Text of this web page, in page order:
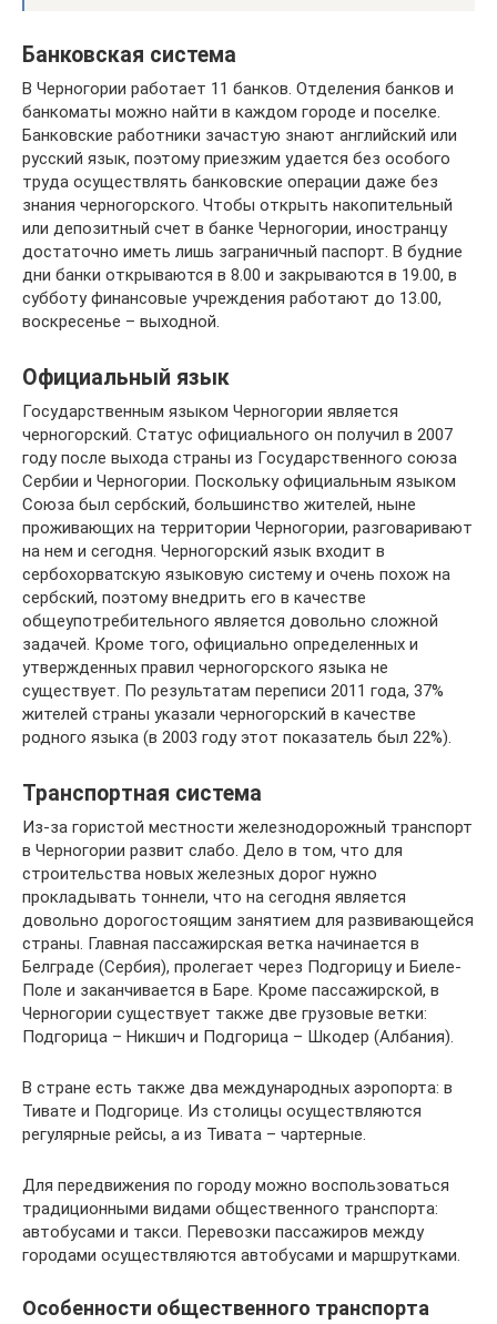
Банковская система
В Черногории работает 11 банков. Отделения банков и
банкоматы можно найти в каждом городе и поселке.
Банковские работники зачастую знают английский или
русский язык, поэтому приезжим удается без особого
труда осуществлять банковские операции даже без
знания черногорского. Чтобы открыть накопительный
или депозитный счет в банке Черногории, иностранцу
достаточно иметь лишь заграничный паспорт. В будние
дни банки открываются в 8.00 и закрываются в 19.00, в
субботу финансовые учреждения работают до 13.00,
воскресенье – выходной.
Официальный язык
Государственным языком Черногории является
черногорский. Статус официального он получил в 2007
году после выхода страны из Государственного союза
Сербии и Черногории. Поскольку официальным языком
Союза был сербский, большинство жителей, ныне
проживающих на территории Черногории, разговаривают
на нем и сегодня. Черногорский язык входит в
сербохорватскую языковую систему и очень похож на
сербский, поэтому внедрить его в качестве
общеупотребительного является довольно сложной
задачей. Кроме того, официально определенных и
утвержденных правил черногорского языка не
существует. По результатам переписи 2011 года, 37%
жителей страны указали черногорский в качестве
родного языка (в 2003 году этот показатель был 22%).
Транспортная система
Из-за гористой местности железнодорожный транспорт
в Черногории развит слабо. Дело в том, что для
строительства новых железных дорог нужно
прокладывать тоннели, что на сегодня является
довольно дорогостоящим занятием для развивающейся
страны. Главная пассажирская ветка начинается в
Белграде (Сербия), пролегает через Подгорицу и Биеле-
Поле и заканчивается в Баре. Кроме пассажирской, в
Черногории существует также две грузовые ветки:
Подгорица – Никшич и Подгорица – Шкодер (Албания).
В стране есть также два международных аэропорта: в
Тивате и Подгорице. Из столицы осуществляются
регулярные рейсы, а из Тивата – чартерные.
Для передвижения по городу можно воспользоваться
традиционными видами общественного транспорта:
автобусами и такси. Перевозки пассажиров между
городами осуществляются автобусами и маршрутками.
Особенности общественного транспорта